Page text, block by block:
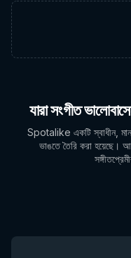
যারা সংগীত
Spotalike একটি স্বাধীন,
ভাঙতে তৈরি করা হয়েছে।